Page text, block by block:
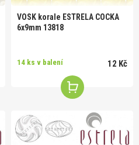
VOSK korale ESTRELA COCKA
6x9mm 13818
14 ks v balení 12 Kč